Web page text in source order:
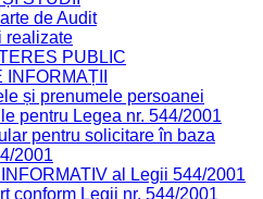
de Audit
realizate
PUBLIC
și prenumele persoanei
pentru Legea nr. 544/2001
pentru solicitare în baza
2001
al Legii 544/2001
conform Legii nr. 544/2001